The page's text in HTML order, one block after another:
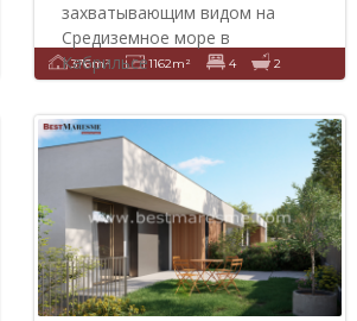
захватывающим видом на
Средиземное море в
Кабрильсе
376m² 1162m² 4 2